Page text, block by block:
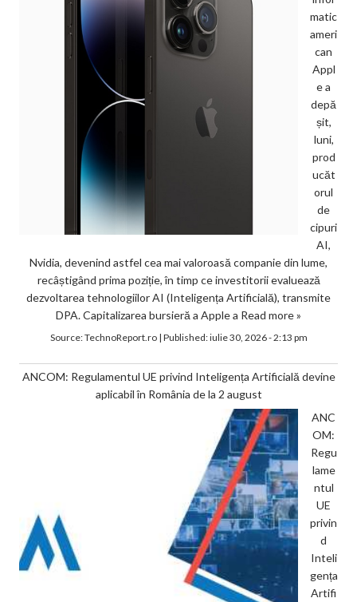
matic
ameri
can
Appl
e a
depă
șit,
luni,
prod
ucăt
orul
de
cipuri
AI,
Nvidia, devenind astfel cea mai valoroasă companie din lume,
recâștigând prima poziție, în timp ce investitorii evaluează
dezvoltarea tehnologiilor AI (Inteligența Artificială), transmite
DPA. Capitalizarea bursieră a Apple a Read more »
Source:TechnoReport.ro| Published:iulie 30, 2026 - 2:13 pm
ANCOM: Regulamentul UE privind Inteligența Artificială devine
aplicabil în România de la 2 august
ANC
OM:
Regu
lame
ntul
UE
privin
d
Inteli
gența
Artifi